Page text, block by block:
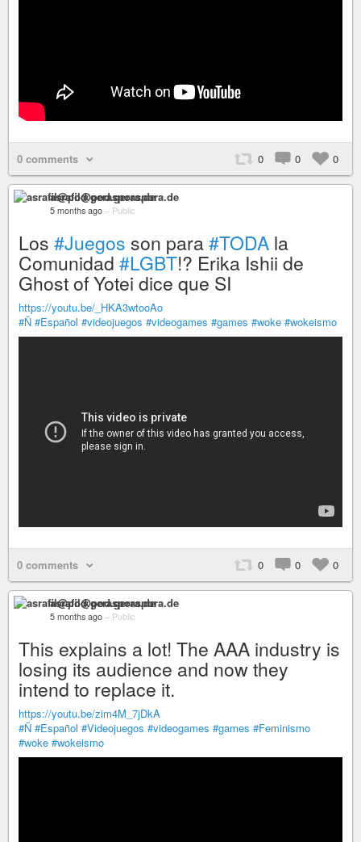
0 comments 0 0 0
asrafil@pod.geraspora.de
5 months ago – Public
Los #Juegos son para#TODA la
Comunidad #LGBT!? Erika Ishii de
Ghost of Yotei dice que SI
https://youtu.be/_HKA3wtooAo
#Ñ #Español #videojuegos #videogames #games #woke #wokeismo
0 comments 0 0 0
asrafil@pod.geraspora.de
5 months ago – Public
This explains a lot! The AAA industry is
losing its audience and now they
intend to replace it.
https://youtu.be/zim4M_7jDkA
#Ñ #Español #Videojuegos #videogames #games #Feminismo
#woke #wokeismo